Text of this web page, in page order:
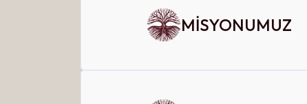
MİSYONUMUZ